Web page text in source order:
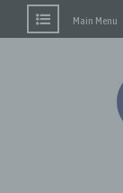
Main Menu